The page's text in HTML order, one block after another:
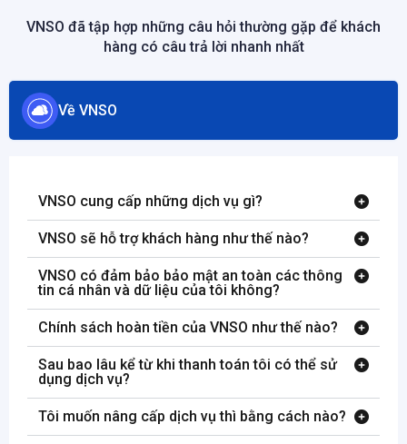
VNSO đã tập hợp những câu hỏi thường gặp để khách
hàng có câu trả lời nhanh nhất
Về VNSO
VNSO cung cấp những dịch vụ gì?
VNSO sẽ hỗ trợ khách hàng như thế nào?
VNSO có đảm bảo bảo mật an toàn các thông
tin cá nhân và dữ liệu của tôi không?
Chính sách hoàn tiền của VNSO như thế nào?
Sau bao lâu kể từ khi thanh toán tôi có thể sử
dụng dịch vụ?
Tôi muốn nâng cấp dịch vụ thì bằng cách nào?